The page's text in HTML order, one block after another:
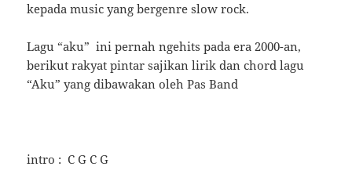
kepada music yang bergenre slow rock.
Lagu “aku” ini pernah ngehits pada era 2000-an,
berikut rakyat pintar sajikan lirik dan chord lagu
“Aku” yang dibawakan oleh Pas Band
intro : C G C G